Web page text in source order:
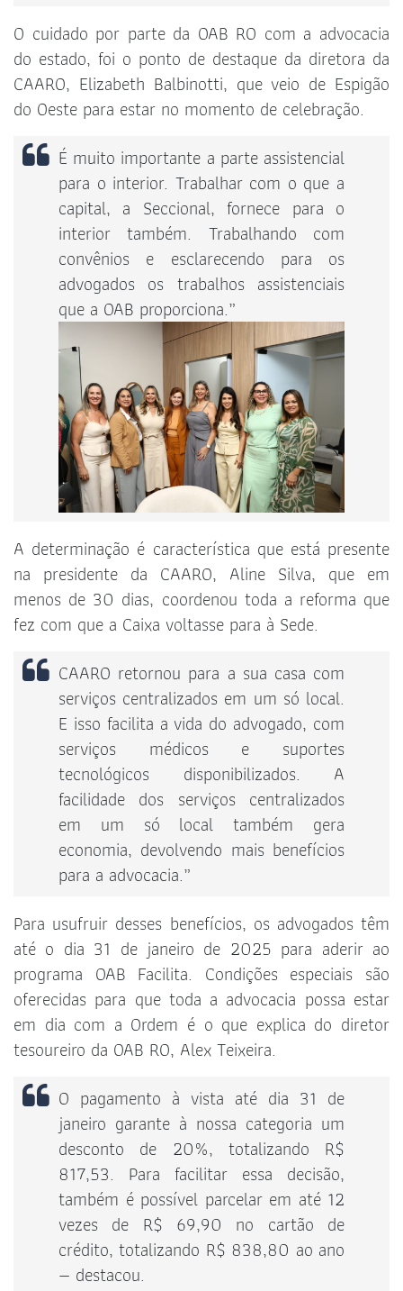
O cuidado por parte da OAB RO com a advocacia
do estado, foi o ponto de destaque da diretora da
CAARO, Elizabeth Balbinotti, que veio de Espigão
do Oeste para estar no momento de celebração.
É muito importante a parte assistencial
para o interior. Trabalhar com o que a
capital, a Seccional, fornece para o
interior também. Trabalhando com
convênios e esclarecendo para os
advogados os trabalhos assistenciais
que a OAB proporciona.”
A determinação é característica que está presente
na presidente da CAARO, Aline Silva, que em
menos de 30 dias, coordenou toda a reforma que
fez com que a Caixa voltasse para à Sede.
CAARO retornou para a sua casa com
serviços centralizados em um só local.
E isso facilita a vida do advogado, com
serviços médicos e suportes
tecnológicos disponibilizados. A
facilidade dos serviços centralizados
em um só local também gera
economia, devolvendo mais benefícios
para a advocacia.”
Para usufruir desses benefícios, os advogados têm
até o dia 31 de janeiro de 2025 para aderir ao
programa OAB Facilita. Condições especiais são
oferecidas para que toda a advocacia possa estar
em dia com a Ordem é o que explica do diretor
tesoureiro da OAB RO, Alex Teixeira.
O pagamento à vista até dia 31 de
janeiro garante à nossa categoria um
desconto de 20%, totalizando R$
817,53. Para facilitar essa decisão,
também é possível parcelar em até 12
vezes de R$ 69,90 no cartão de
crédito, totalizando R$ 838,80 ao ano
— destacou.